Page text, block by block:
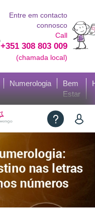
Entre em contacto
connosco
Call
+351 308 803 009
(chamada local)
Numerologia
Bem
Estar